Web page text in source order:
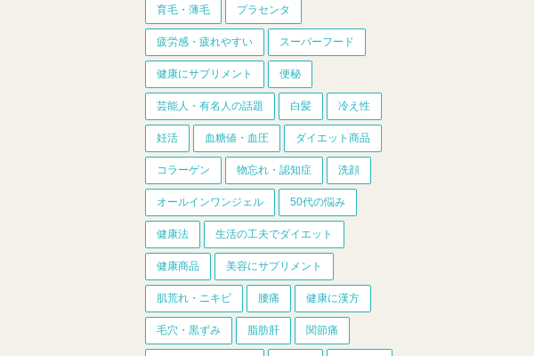
育毛・薄毛 プラセンタ
疲労感・疲れやすい スーパーフード
健康にサプリメント 便秘
芸能人・有名人の話題 白髪 冷え性
妊活 血糖値・血圧 ダイエット商品
コラーゲン 物忘れ・認知症 洗顔
オールインワンジェル 50代の悩み
健康法 生活の工夫でダイエット
健康商品 美容にサプリメント
肌荒れ・ニキビ 腰痛 健康に漢方
毛穴・黒ずみ 脂肪肝 関節痛